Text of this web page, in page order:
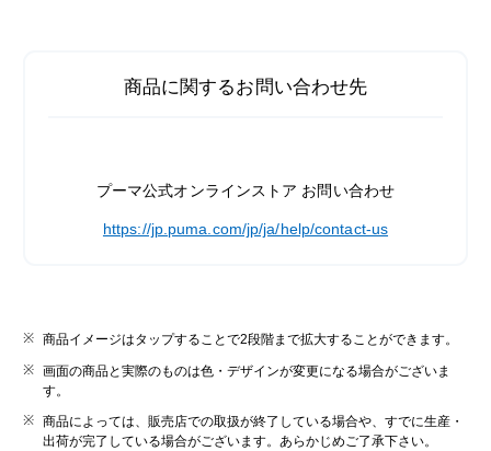
商品に関するお問い合わせ先
プーマ公式オンラインストア お問い合わせ
https://jp.puma.com/jp/ja/help/contact-us
商品イメージはタップすることで2段階まで拡大することができます。
画面の商品と実際のものは色・デザインが変更になる場合がございま
す。
商品によっては、販売店での取扱が終了している場合や、すでに生産・
出荷が完了している場合がございます。あらかじめご了承下さい。